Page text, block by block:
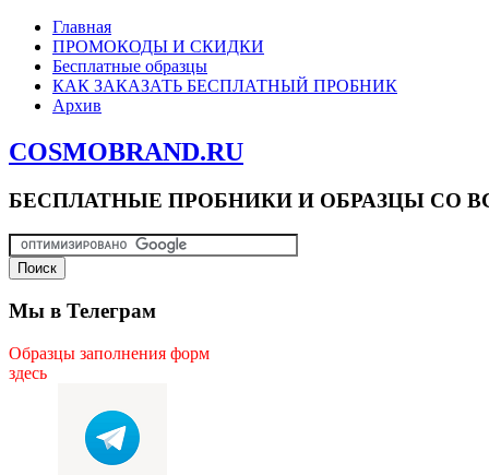
Главная
ПРОМОКОДЫ И СКИДКИ
Бесплатные образцы
КАК ЗАКАЗАТЬ БЕСПЛАТНЫЙ ПРОБНИК
Архив
COSMOBRAND.RU
БЕСПЛАТНЫЕ ПРОБНИКИ И ОБРАЗЦЫ СО
Мы в Телеграм
Образцы заполнения форм
здесь